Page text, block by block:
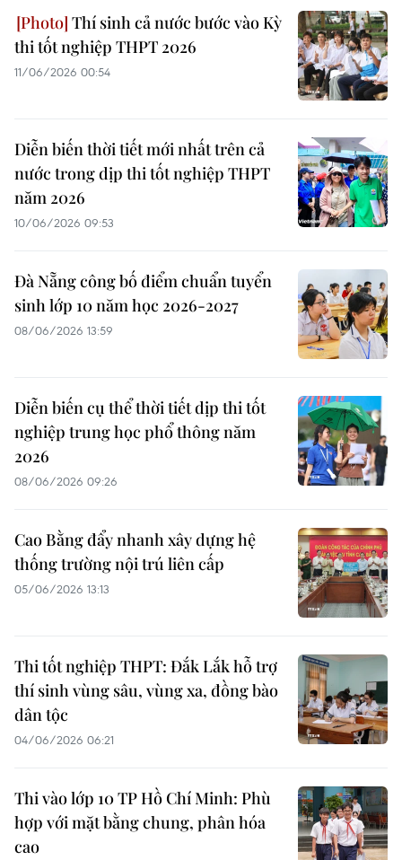
Thí sinh cả nước bước vào Kỳ
thi tốt nghiệp THPT 2026
11/06/2026 00:54
Diễn biến thời tiết mới nhất trên cả
nước trong dịp thi tốt nghiệp THPT
năm 2026
10/06/2026 09:53
Đà Nẵng công bố điểm chuẩn tuyển
sinh lớp 10 năm học 2026-2027
08/06/2026 13:59
Diễn biến cụ thể thời tiết dịp thi tốt
nghiệp trung học phổ thông năm
2026
08/06/2026 09:26
Cao Bằng đẩy nhanh xây dựng hệ
thống trường nội trú liên cấp
05/06/2026 13:13
Thi tốt nghiệp THPT: Đắk Lắk hỗ trợ
thí sinh vùng sâu, vùng xa, đồng bào
dân tộc
04/06/2026 06:21
Thi vào lớp 10 TP Hồ Chí Minh: Phù
hợp với mặt bằng chung, phân hóa
cao